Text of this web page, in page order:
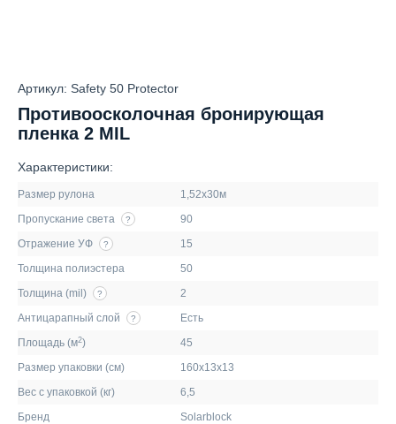
Артикул: Safety 50 Protector
Противоосколочная бронирующая
пленка 2 MIL
Характеристики:
Размер рулона
1,52х30м
Пропускание света
?
90
Отражение УФ
?
15
Толщина полиэстера
50
Толщина (mil)
?
2
Антицарапный слой
?
Есть
Площадь (м2)
45
Размер упаковки (см)
160х13х13
Вес с упаковкой (кг)
6,5
Бренд
Solarblock